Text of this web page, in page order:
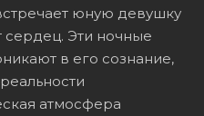
юную девушку
сердец. Эти ночные
в его сознание,
атмосфера